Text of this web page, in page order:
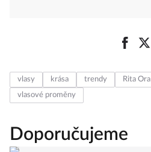
vlasy krása trendy Rita Ora
vlasové proměny
Doporučujeme